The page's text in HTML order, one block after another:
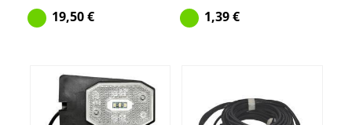
19,50€
1,39€